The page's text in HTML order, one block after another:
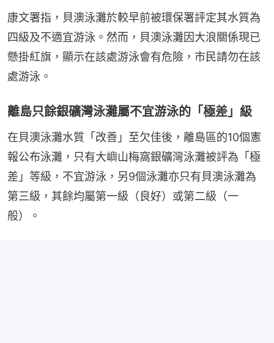
康文署指，貝澳泳灘於較早前被環保署評定其水質為
四級及不適宜游泳。然而，貝澳泳灘因大浪關係現已
懸掛紅旗，顯示在該處游泳會有危險，市民請勿在該
處游泳。
離島只餘銀礦灣泳灘屬不宜游泳的「極差」級
在貝澳泳灘水質「改善」至欠佳後，離島區的10個憲
報公布泳灘，只有大嶼山梅窩銀礦灣泳灘被評為「極
差」等級，不宜游泳，另9個泳灘亦只有貝澳泳灘為
第三級，其餘均屬第一級（良好）或第二級（一
般）。